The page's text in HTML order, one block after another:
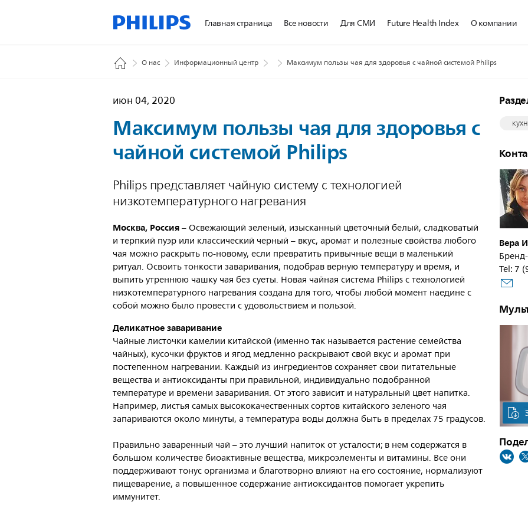
Главная страница Все новости Для СМИ Future Health Index О компании
О нас Информационный центр Максимум пользы чая для здоровья с чайной системой Philips
июн 04, 2020
Максимум пользы чая для здоровья с
чайной системой Philips
Philips представляет чайную систему с технологией
низкотемпературного нагревания
Москва, Россия– Освежающий зеленый, изысканный цветочный белый, сладковатый
и терпкий пуэр или классический черный – вкус, аромат и полезные свойства любого
чая можно раскрыть по-новому, если превратить привычные вещи в маленький
ритуал. Освоить тонкости заваривания, подобрав верную температуру и время, и
выпить утреннюю чашку чая без суеты. Новая чайная система Philips с технологией
низкотемпературного нагревания создана для того, чтобы любой момент наедине с
собой можно было провести с удовольствием и пользой.
Деликатное заваривание
Чайные листочки камелии китайской (именно так называется растение семейства
чайных), кусочки фруктов и ягод медленно раскрывают свой вкус и аромат при
постепенном нагревании. Каждый из ингредиентов сохраняет свои питательные
вещества и антиоксиданты при правильной, индивидуально подобранной
температуре и времени заваривания. От этого зависит и натуральный цвет напитка.
Например, листья самых высококачественных сортов китайского зеленого чая
запариваются около минуты, а температура воды должна быть в пределах 75 градусов.
Правильно заваренный чай – это лучший напиток от усталости; в нем содержатся в
большом количестве биоактивные вещества, микроэлементы и витамины. Все они
поддерживают тонус организма и благотворно влияют на его состояние, нормализуют
пищеварение, а повышенное содержание антиоксидантов помогает укрепить
иммунитет.
Вера
Tel: 7